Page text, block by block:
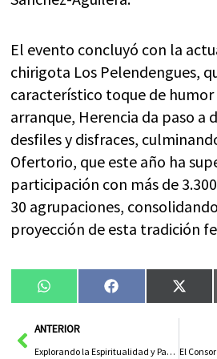
El evento concluyó con la
chirigota Los Pelendengues,
característico toque de humor
arranque, Herencia da paso a
desfiles y disfraces,
Ofertorio, que este año ha
participación con más de
30 agrupaciones,
proyección de esta tradición
Compartir
en
WhatsAppCompartir
en
Facebook
en
X
AntANTERIOR
Explorando la Espiritualidad y Pasión de una Festividad Inefable